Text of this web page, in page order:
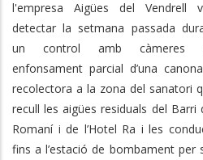
l'empresa Aigües del Vendrell
detectar la setmana passada
un control amb càmeres
enfonsament parcial d’una
recolectora a la zona del sanatori
recull les aigües residuals del Barri
Romaní i de l’Hotel Ra i les
fins a l’estació de bombament per